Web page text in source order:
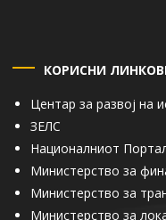
КОРИСНИ
Центар за развој на
ЗЕЛС
Националниот
Министерство за
Министерство за
Министерство за